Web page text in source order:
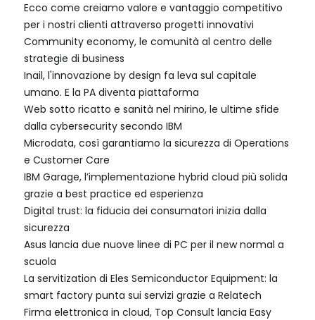
Ecco come creiamo valore e vantaggio competitivo
per i nostri clienti attraverso progetti innovativi
Community economy, le comunità al centro delle
strategie di business
Inail, l'innovazione by design fa leva sul capitale
umano. E la PA diventa piattaforma
Web sotto ricatto e sanità nel mirino, le ultime sfide
dalla cybersecurity secondo IBM
Microdata, così garantiamo la sicurezza di Operations
e Customer Care
IBM Garage, l’implementazione hybrid cloud più solida
grazie a best practice ed esperienza
Digital trust: la fiducia dei consumatori inizia dalla
sicurezza
Asus lancia due nuove linee di PC per il new normal a
scuola
La servitization di Eles Semiconductor Equipment: la
smart factory punta sui servizi grazie a Relatech
Firma elettronica in cloud, Top Consult lancia Easy